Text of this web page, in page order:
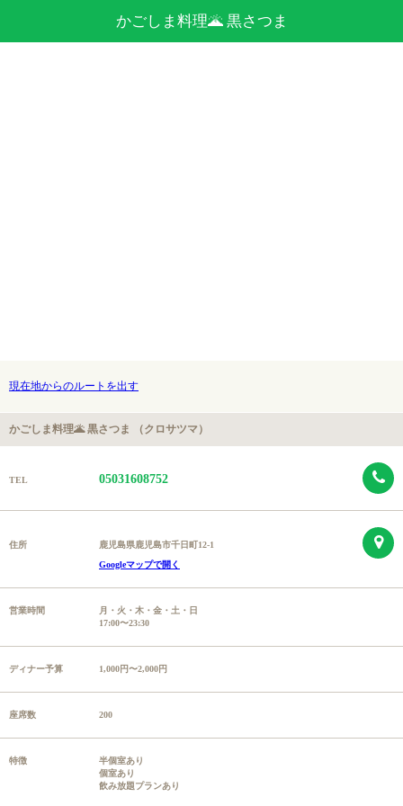
かごしま料理🌋 黒さつま
現在地からのルートを出す
かごしま料理🌋 黒さつま （クロサツマ）
TEL 05031608752
住所
鹿児島県鹿児島市千日町12-1
Googleマップで開く
営業時間
月・火・木・金・土・日
17:00〜23:30
ディナー予算 1,000円〜2,000円
座席数 200
特徴
半個室あり
個室あり
飲み放題プランあり